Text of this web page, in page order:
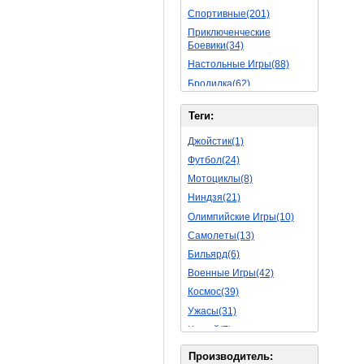
Спортивные(201)
Приключенческие
Боевики(34)
Настольные Игры(88)
Бродилка(62)
Стратегии(77)
Боевые RPG(50)
Симуляторы(31)
Леталки(24)
Симуляторы Жизни(76)
Уникальный(29)
Логические Игры(35)
Азартные(45)
Ролевые Игры(176)
Боевик(10)
Головоломка(11)
Rpg(14)
Пошаговые Игры(22)
Пазлы(82)
Теги:
Джойстик(1)
Футбол(24)
Мотоциклы(8)
Ниндзя(21)
Олимпийские Игры(10)
Самолеты(13)
Бильярд(6)
Военные Игры(42)
Космос(39)
Ужасы(31)
Хоккей(7)
Вертолет(13)
Производитель: